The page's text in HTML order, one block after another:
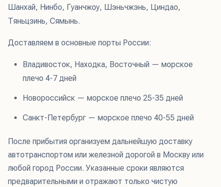
Шанхай, Нинбо, Гуанчжоу, Шэньчжэнь, Циндао,
Тяньцзинь, Сямынь.
Доставляем в основные порты России:
Владивосток, Находка, Восточный — морское
плечо 4-7 дней
Новороссийск — морское плечо 25-35 дней
Санкт-Петербург — морское плечо 40-55 дней
После прибытия организуем дальнейшую доставку
автотранспортом или железной дорогой в Москву или
любой город России. Указанные сроки являются
предварительными и отражают только чистую